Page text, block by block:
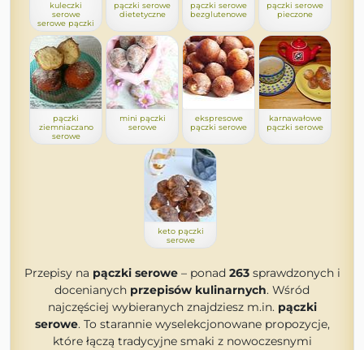
kuleczki
serowe
serowe pączki
pączki serowe
dietetyczne
pączki serowe
bezglutenowe
pączki serowe
pieczone
pączki
ziemniaczano
serowe
mini pączki
serowe
ekspresowe
pączki serowe
karnawałowe
pączki serowe
keto pączki
serowe
Przepisy na pączki serowe– ponad 263sprawdzonych i
docenianych przepisów kulinarnych. Wśród
najczęściej wybieranych znajdziesz m.in. pączki
serowe. To starannie wyselekcjonowane propozycje,
które łączą tradycyjne smaki z nowoczesnymi